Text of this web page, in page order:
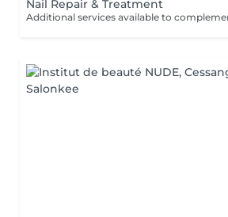
Nail Repair & Treatment